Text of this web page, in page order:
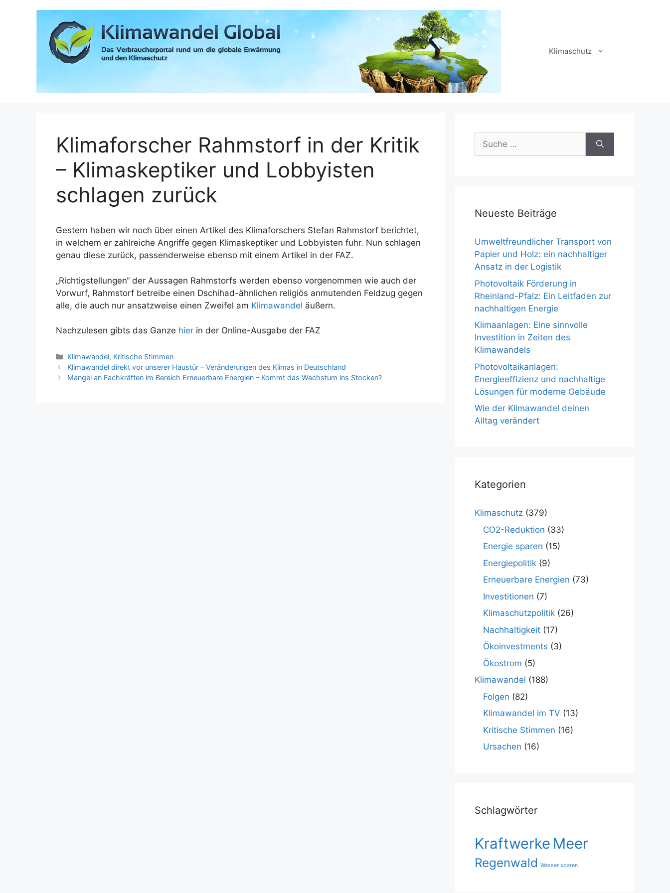
Klimaschutz
Klimaforscher Rahmstorf in der Kritik
– Klimaskeptiker und Lobbyisten
schlagen zurück
Gestern haben wir noch über einen Artikel des Klimaforschers Stefan Rahmstorf berichtet,
in welchem er zahlreiche Angriffe gegen Klimaskeptiker und Lobbyisten fuhr. Nun schlagen
genau diese zurück, passenderweise ebenso mit einem Artikel in der FAZ.
„Richtigstellungen“ der Aussagen Rahmstorfs werden ebenso vorgenommen wie auch der
Vorwurf, Rahmstorf betreibe einen Dschihad-ähnlichen religiös anmutenden Feldzug gegen
alle, die auch nur ansatzweise einen Zweifel am Klimawandel äußern.
Nachzulesen gibts das Ganze hier in der Online-Ausgabe der FAZ
Kategorien
Klimawandel, Kritische Stimmen
Beitrags-
Navigation
Klimawandel direkt vor unserer Haustür – Veränderungen des Klimas in Deutschland
Mangel an Fachkräften im Bereich Erneuerbare Energien – Kommt das Wachstum ins Stocken?
Suche
nach:
Neueste Beiträge
Umweltfreundlicher Transport von
Papier und Holz: ein nachhaltiger
Ansatz in der Logistik
Photovoltaik Förderung in
Rheinland-Pfalz: Ein Leitfaden zur
nachhaltigen Energie
Klimaanlagen: Eine sinnvolle
Investition in Zeiten des
Klimawandels
Photovoltaikanlagen:
Energieeffizienz und nachhaltige
Lösungen für moderne Gebäude
Wie der Klimawandel deinen
Alltag verändert
Kategorien
Klimaschutz (379)
CO2-Reduktion (33)
Energie sparen (15)
Energiepolitik (9)
Erneuerbare Energien (73)
Investitionen (7)
Klimaschutzpolitik (26)
Nachhaltigkeit (17)
Ökoinvestments (3)
Ökostrom (5)
Klimawandel (188)
Folgen (82)
Klimawandel im TV (13)
Kritische Stimmen (16)
Ursachen (16)
Schlagwörter
Kraftwerke Meer
Regenwald Wasser sparen